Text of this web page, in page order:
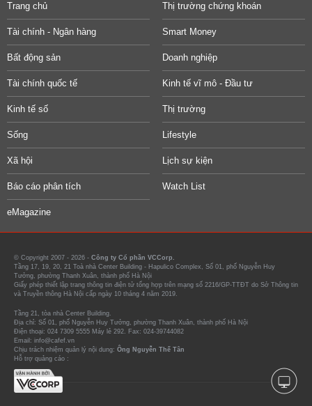
Trang chủ Thị trường chứng khoán
Tài chính - Ngân hàng Smart Money
Bất động sản Doanh nghiệp
Tài chính quốc tế Kinh tế vĩ mô - Đầu tư
Kinh tế số Thị trường
Sống Lifestyle
Xã hội Lịch sự kiện
Báo cáo phân tích Watch List
eMagazine
© Copyright 2007 - 2026 - Công ty Cổ phần VCCorp.
Tầng 17, 19, 20, 21 Toà nhà Center Building - Hapulico Complex, Số 01, phố Nguyễn Huy
Tưởng, phường Thanh Xuân, thành phố Hà Nội
Giấy phép thiết lập trang thông tin điện tử tổng hợp trên mạng số 2216/GP-TTĐT do Sở Thông tin
và Truyền thông Hà Nội cấp ngày 10 tháng 4 năm 2019.
Tầng 21, tòa nhà Center Building.
Địa chỉ: Số 01, phố Nguyễn Huy Tưởng, phường Thanh Xuân, thành phố Hà Nội
Điện thoại: 024 7309 5555 Máy lẻ 292. Fax: 024-39744082
Email: info@cafef.vn
Chịu trách nhiệm quản lý nội dung: Ông Nguyễn Thế Tân
Hỗ trợ quảng cáo :